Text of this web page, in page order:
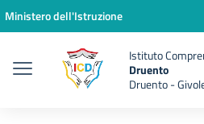
Vai ai contenuti
Vai al menu di navigazione
Vai al footer
Ministero dell'Istruzione
Istituto
Druento
Druento -